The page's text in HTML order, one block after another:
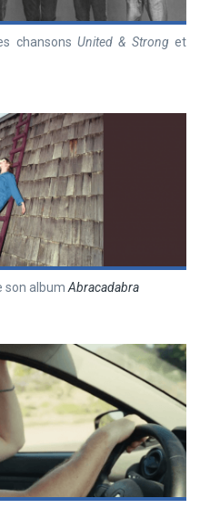
chansons United & Stronget
son album Abracadabra